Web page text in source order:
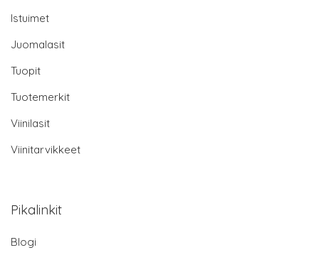
Istuimet
Juomalasit
Tuopit
Tuotemerkit
Viinilasit
Viinitarvikkeet
Pikalinkit
Blogi